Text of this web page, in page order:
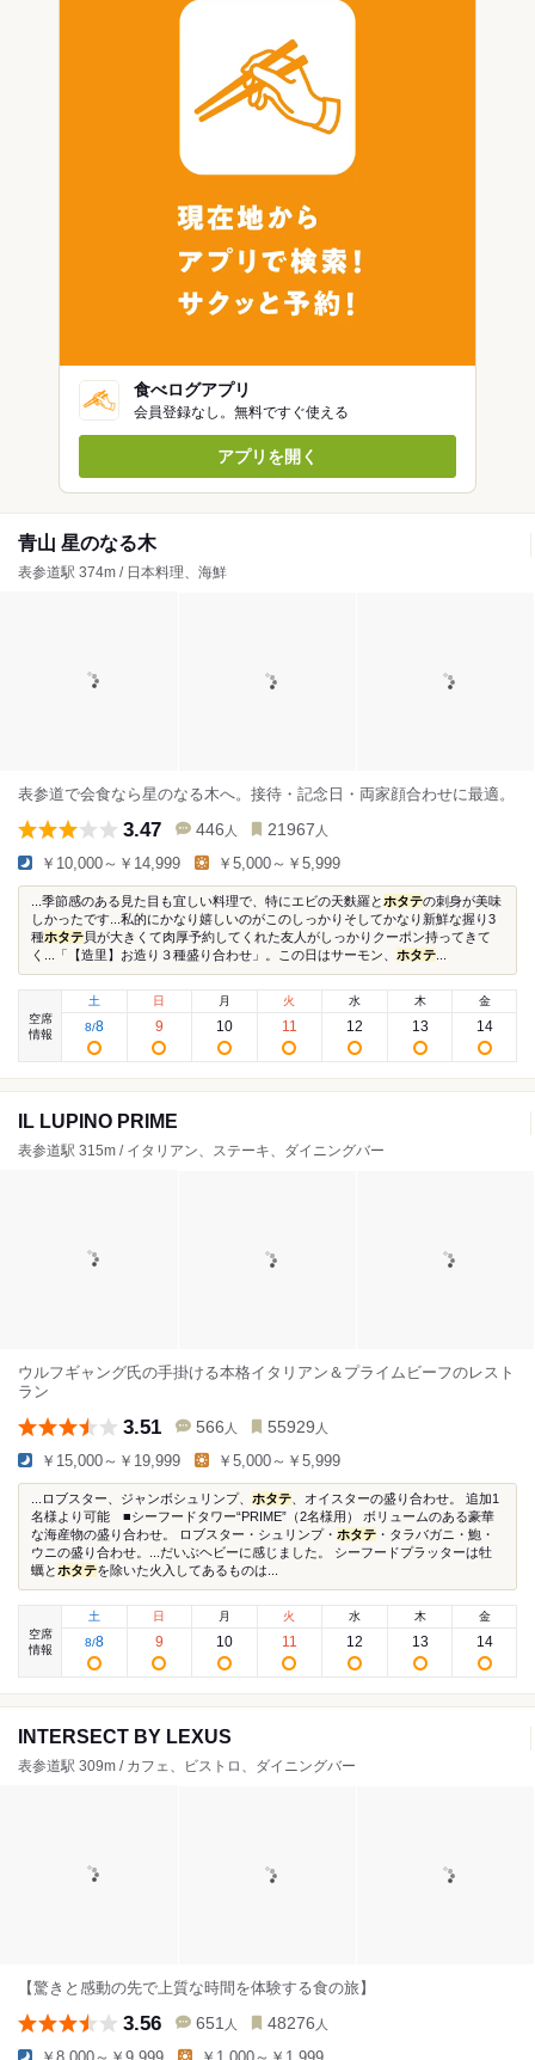
食べログアプリ
会員登録なし。無料ですぐ使える
アプリを開く
青山 星のなる木
表参道駅 374m / 日本料理、海鮮
表参道で会食なら星のなる木へ。接待・記念日・両家顔合わせに最適。
3.47 446 人 21967 人
￥10,000～￥14,999 ￥5,000～￥5,999
...季節感のある見た目も宜しい料理で、特にエビの天麩羅とホタテの刺身が美味
しかったです...私的にかなり嬉しいのがこのしっかりそしてかなり新鮮な握り3
種ホタテ貝が大きくて肉厚予約してくれた友人がしっかりクーポン持ってきて
く...「【造里】お造り３種盛り合わせ」。この日はサーモン、 ホタテ
空席
情報
土
8/8
日
9
月
10
火
11
水
12
木
13
金
14
IL LUPINO PRIME
表参道駅 315m / イタリアン、ステーキ、ダイニングバー
ウルフギャング氏の手掛ける本格イタリアン＆プライムビーフのレスト
ラン
3.51 566 人 55929 人
￥15,000～￥19,999 ￥5,000～￥5,999
...ロブスター、ジャンボシュリンプ、 ホタテ 、オイスターの盛り合わせ。 追加1
名様より可能 ■シーフードタワー“PRIME”（2名様用） ボリュームのある豪華
な海産物の盛り合わせ。 ロブスター・シュリンプ・ ホタテ ・タラバガニ・鮑・
ウニの盛り合わせ。...だいぶヘビーに感じました。 シーフードプラッターは牡
蠣とホタテを除いた火入してあるものは...
空席
情報
土
8/8
日
9
月
10
火
11
水
12
木
13
金
14
INTERSECT BY LEXUS
表参道駅 309m / カフェ、ビストロ、ダイニングバー
【驚きと感動の先で上質な時間を体験する食の旅】
3.56 651 人 48276 人